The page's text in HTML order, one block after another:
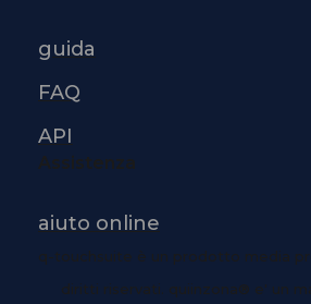
guida
FAQ
API
Assistenza
aiuto online
q-touchsuite è un prodotto media
diritti riservati. quiinzona® e' un